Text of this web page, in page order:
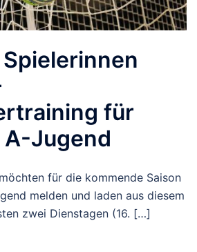
für
Jugend
für die kommende Saison
melden und laden aus diesem
zwei Dienstagen (16. […]